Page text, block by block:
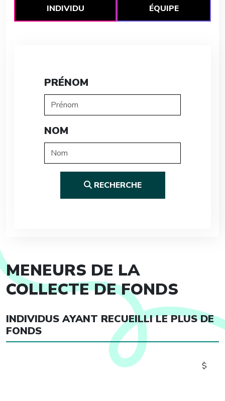
INDIVIDU ÉQUIPE
PRÉNOM
NOM
RECHERCHE
MENEURS DE LA
COLLECTE DE FONDS
INDIVIDUS AYANT RECUEILLI LE PLUS DE
FONDS
$